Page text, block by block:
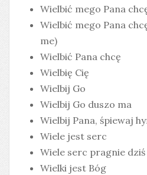
Wielbić mego Pana
Wielbić mego Pana
me)
Wielbić Pana chcę
Wielbię Cię
Wielbij Go
Wielbij Go duszo ma
Wielbij Pana, śpiewaj
Wiele jest serc
Wiele serc pragnie dziś
Wielki jest Bóg